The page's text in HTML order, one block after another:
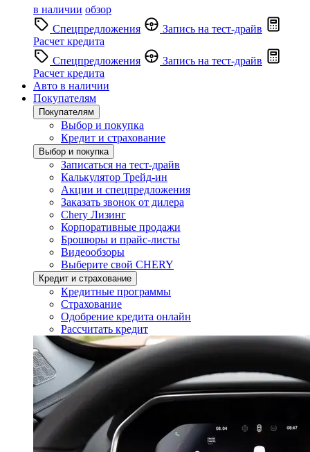
в наличии обзор
Спецпредложения
Запись на тест-драйв
Расчет кредита
Спецпредложения
Запись на тест-драйв
Расчет кредита
Авто в наличии
Покупателям
Покупателям
Выбор и покупка
Кредит и страхование
Выбор и покупка
Записаться на тест-драйв
Калькулятор Трейд-ин
Акции и спецпредложения
Заказать звонок от дилера
Chery Лизинг
Корпоративные продажи
Брошюры и прайс-листы
Видеообзоры
Выберите свой CHERY
Кредит и страхование
Кредитные программы
Страхование
Одобрение кредита онлайн
Рассчитать кредит